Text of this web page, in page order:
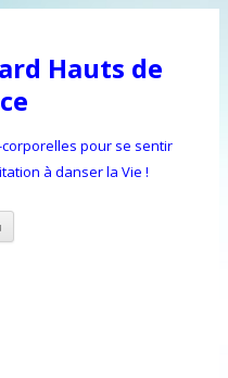
Hauts de
pour se sentir
à danser la Vie !
Aller
contenu